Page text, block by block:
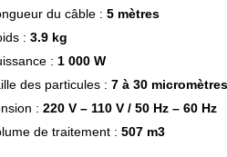
du câble : 5 mètres
: 3.9 kg
: 1 000 W
des particules : 7 à 30 micromètres
: 220 V – 110 V / 50 Hz – 60 Hz
de traitement : 507 m3